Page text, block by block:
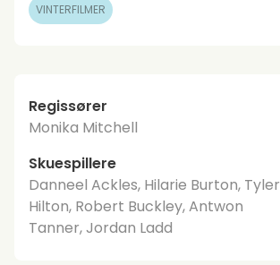
VINTERFILMER
Regissører
Monika Mitchell
Skuespillere
Danneel Ackles, Hilarie Burton, Tyler
Hilton, Robert Buckley, Antwon
Tanner, Jordan Ladd